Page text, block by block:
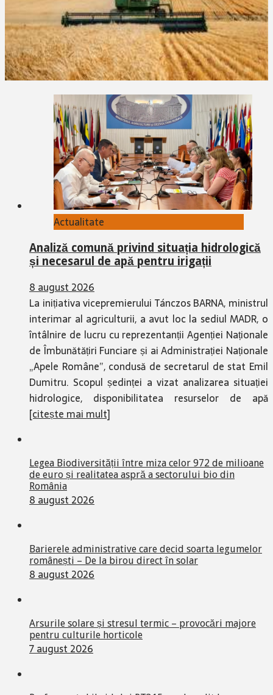
Actualitate
Analiză comună privind situația hidrologică
și necesarul de apă pentru irigații
8 august 2026
La inițiativa vicepremierului Tánczos BARNA, ministrul
interimar al agriculturii, a avut loc la sediul MADR, o
întâlnire de lucru cu reprezentanții Agenției Naționale
de Îmbunătățiri Funciare și ai Administrației Naționale
„Apele Române”, condusă de secretarul de stat Emil
Dumitru. Scopul ședinței a vizat analizarea situației
hidrologice, disponibilitatea resurselor de apă
[citește mai mult]
Legea Biodiversității între miza celor 972 de milioane
de euro și realitatea aspră a sectorului bio din
România
8 august 2026
Barierele administrative care decid soarta legumelor
românești – De la birou direct în solar
8 august 2026
Arsurile solare și stresul termic – provocări majore
pentru culturile horticole
7 august 2026